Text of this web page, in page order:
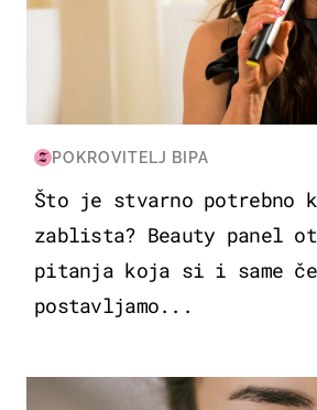
POKROVITELJ BIPA
Što je stvarno potrebno
zablista? Beauty panel
pitanja koja si i same
postavljamo...
MODA & LJEPOTA